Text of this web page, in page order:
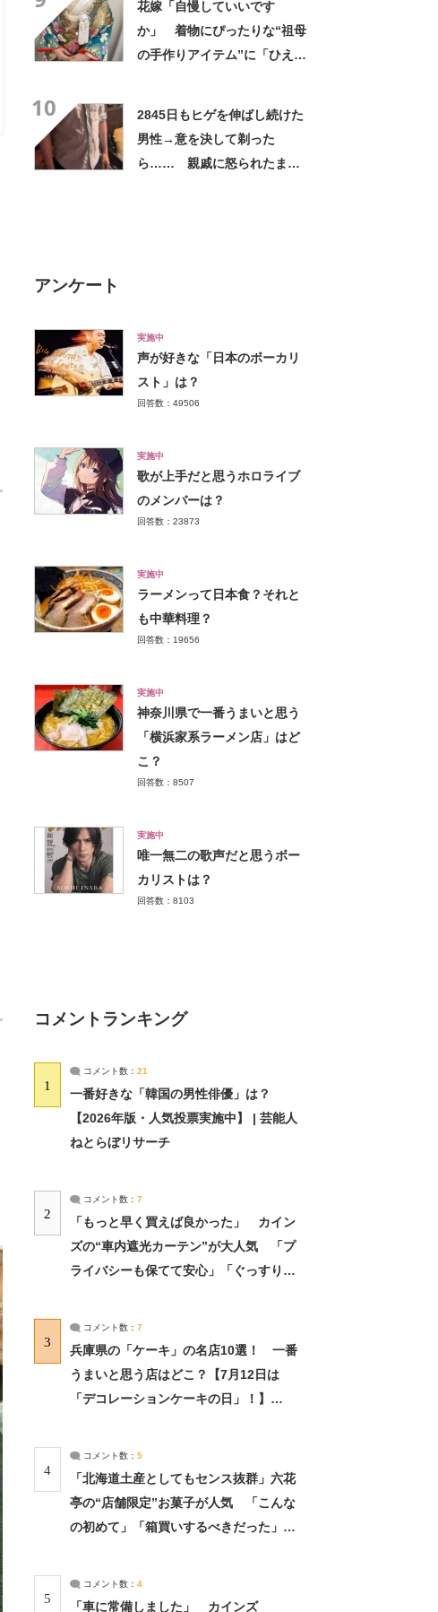
花嫁「自慢していいです
か」 着物にぴったりな“祖母
の手作りアイテム”に「ひえ
10
2845日もヒゲを伸ばし続けた
男性→意を決して剃った
ら…… 親戚に怒られたまさ
アンケート
実施中
声が好きな「日本のボーカリ
スト」は？
回答数：49506
実施中
歌が上手だと思うホロライブ
のメンバーは？
回答数：23873
実施中
ラーメンって日本食？それと
も中華料理？
回答数：19656
実施中
神奈川県で一番うまいと思う
「横浜家系ラーメン店」はど
こ？
回答数：8507
実施中
唯一無二の歌声だと思うボー
カリストは？
回答数：8103
コメントランキング
1
コメント数： 21
一番好きな「韓国の男性俳優」は？
【2026年版・人気投票実施中】 | 芸能人
ねとらぼリサーチ
2
コメント数： 7
「もっと早く買えば良かった」 カイン
ズの“車内遮光カーテン”が大人気 「プ
ライバシーも保てて安心」「ぐっすり眠
3
コメント数： 7
兵庫県の「ケーキ」の名店10選！ 一番
うまいと思う店はどこ？【7月12日は
「デコレーションケーキの日」！】
4
コメント数： 5
「北海道土産としてもセンス抜群」六花
亭の“店舗限定”お菓子が人気 「こんな
の初めて」「箱買いするべきだった」
5
コメント数： 4
「車に常備しました」 カインズ